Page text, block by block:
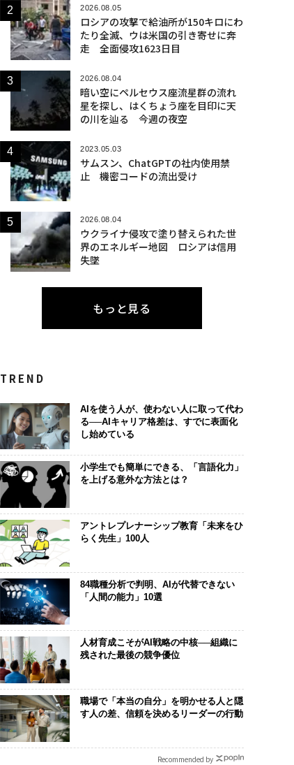
2026.08.05
ロシアの攻撃で給油所が150キロにわ
たり全滅、ウは米国の引き寄せに奔
走 全面侵攻1623日目
2026.08.04
暗い空にペルセウス座流星群の流れ
星を探し、はくちょう座を目印に天
の川を辿る 今週の夜空
2023.05.03
サムスン、ChatGPTの社内使用禁
止 機密コードの流出受け
2026.08.04
ウクライナ侵攻で塗り替えられた世
界のエネルギー地図 ロシアは信用
失墜
もっと見る
TREND
AIを使う人が、使わない人に取って代わ
る──AIキャリア格差は、すでに表面化
し始めている
小学生でも簡単にできる、「言語化力」
を上げる意外な方法とは？
アントレプレナーシップ教育「未来をひ
らく先生」100人
84職種分析で判明、AIが代替できない
「人間の能力」10選
人材育成こそがAI戦略の中核──組織に
残された最後の競争優位
職場で「本当の自分」を明かせる人と隠
す人の差、信頼を決めるリーダーの行動
Recommended by